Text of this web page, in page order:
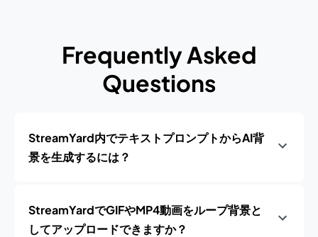
Frequently Asked
Questions
StreamYard内でテキストプロンプトからAI背
景を生成するには？
StreamYardでGIFやMP4動画をループ背景と
してアップロードできますか？